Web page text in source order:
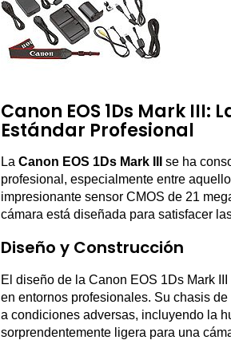
Canon EOS 1Ds Mark III:
Estándar Profesional
La Canon EOS 1Ds Mark III
se ha
profesional, especialmente entre
impresionante sensor CMOS de 21
cámara está diseñada para satisfacer
Diseño y Construcción
El diseño de la Canon EOS 1Ds Mark
en entornos profesionales. Su chasis
a condiciones adversas, incluyendo la
sorprendentemente ligera para una